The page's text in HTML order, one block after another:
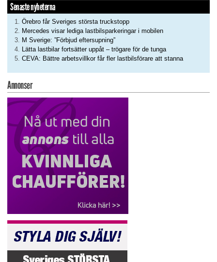
Senaste nyheterna
Örebro får Sveriges största truckstopp
Mercedes visar lediga lastbilsparkeringar i mobilen
M Sverige: ”Förbjud eftersupning”
Lätta lastbilar fortsätter uppåt – trögare för de tunga
CEVA: Bättre arbetsvillkor får fler lastbilsförare att stanna
Annonser